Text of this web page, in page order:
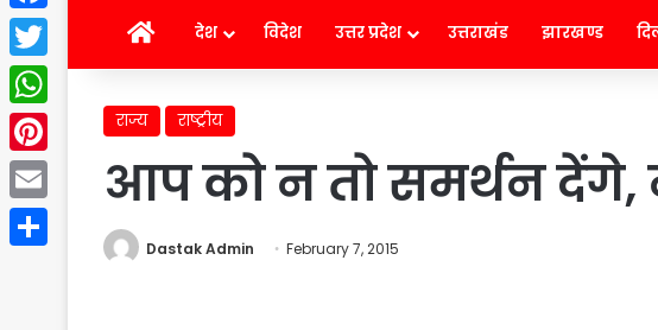
Homeदेश विदेश उत्तर प्रदेश उत्तराखंड झारखण्ड
राज्य राष्ट्रीय
आप को न तो समर्थन
Dastak Admin February 7, 2015
Facebook
Twitter
WhatsApp
Pinterest
Email